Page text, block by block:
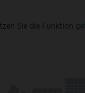
Sie die Funktion